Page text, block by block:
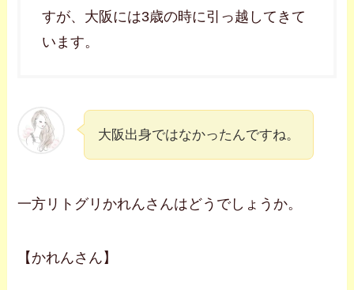
すが、大阪には3歳の時に引っ越してきて
います。
大阪出身ではなかったんですね。
一方リトグリかれんさんはどうでしょうか。
【かれんさん】